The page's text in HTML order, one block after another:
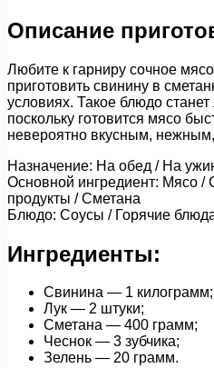
Описание
Любите к гарниру сочное
приготовить свинину в
условиях. Такое блюдо
поскольку готовится мясо
невероятно вкусным,
Назначение: На обед / На
Основной ингредиент: Мясо
продукты / Сметана
Блюдо: Соусы / Горячие
Ингредиенты:
Свинина — 1 килограмм;
Лук — 2 штуки;
Сметана — 400 грамм;
Чеснок — 3 зубчика;
Зелень — 20 грамм.